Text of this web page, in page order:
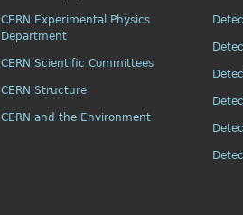
CERN Experimental Physics
Department
CERN Scientific Committees
CERN Structure
CERN and the Environment